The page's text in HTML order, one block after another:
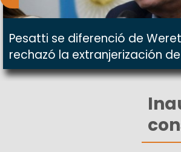
Pesatti se diferenció de
rechazó la extranjerización